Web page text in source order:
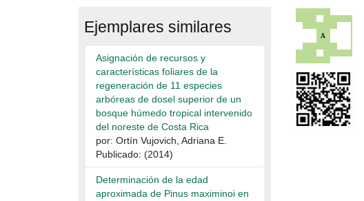
Ejemplares similares
Asignación de recursos y
características foliares de la
regeneración de 11 especies
arbóreas de dosel superior de un
bosque húmedo tropical intervenido
del noreste de Costa Rica
por: Ortín Vujovich, Adriana E.
Publicado: (2014)
Determinación de la edad
aproximada de Pinus maximinoi en